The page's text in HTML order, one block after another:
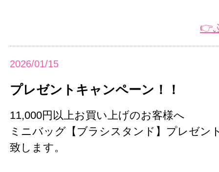
👉
2026/01/15
プレゼントキャンペーン！！
11,000円以上お買い上げのお客様へ
ミニバッグ【ブラシスタンド】プレゼン
致します。